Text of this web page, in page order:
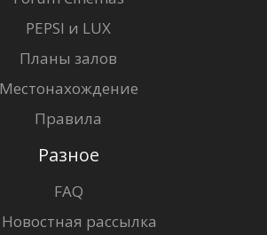
PEPSI и LUX
Планы залов
Местонахождение
Правила
Разное
FAQ
рассылка